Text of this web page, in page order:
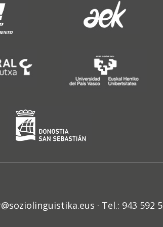
· Tel.: 943 592